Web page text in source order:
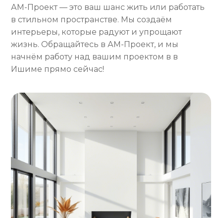
АМ-Проект — это ваш шанс жить или работать
в стильном пространстве. Мы создаём
интерьеры, которые радуют и упрощают
жизнь. Обращайтесь в АМ-Проект, и мы
начнём работу над вашим проектом в в
Ишиме прямо сейчас!